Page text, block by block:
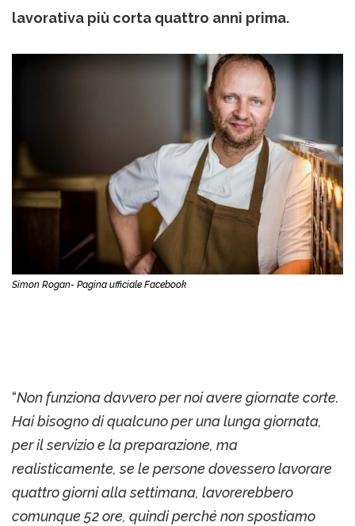
lavorativa più corta quattro anni prima.
Simon Rogan- Pagina ufficiale Facebook
“Non funziona davvero per noi avere giornate corte.
Hai bisogno di qualcuno per una lunga giornata,
per il servizio e la preparazione, ma
realisticamente, se le persone dovessero lavorare
quattro giorni alla settimana, lavorerebbero
comunque 52 ore, quindi perché non spostiamo